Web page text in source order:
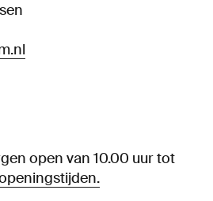
open van 10.00 uur tot